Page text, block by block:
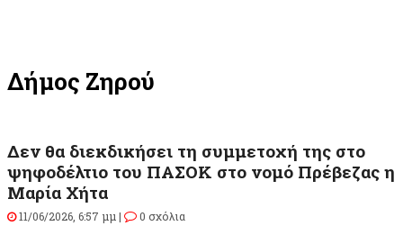
Δήμος Ζηρού
Δεν θα διεκδικήσει τη συμμετοχή της στο
ψηφοδέλτιο του ΠΑΣΟΚ στο νομό Πρέβεζας η
Μαρία Χήτα
11/06/2026, 6:57 μμ | 0 σχόλια